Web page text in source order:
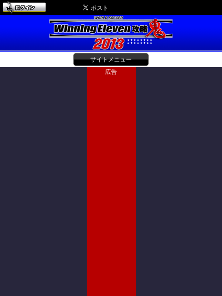
サイトメニュー
広告